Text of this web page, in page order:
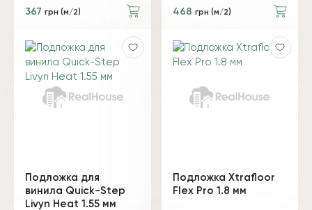
367 грн (м/2) 468 грн (м/2)
Подложка для
винила Quick-Step
Livyn Heat 1.55 мм
Подложка Xtrafloor
Flex Pro 1.8 мм